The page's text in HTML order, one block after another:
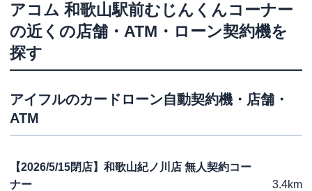
アコム 和歌山駅前むじんくんコーナー
の近くの店舗・ATM・ローン契約機を
探す
アイフルのカードローン自動契約機・店舗・
ATM
【2026/5/15閉店】和歌山紀ノ川店 無人契約コー
ナー
3.4km